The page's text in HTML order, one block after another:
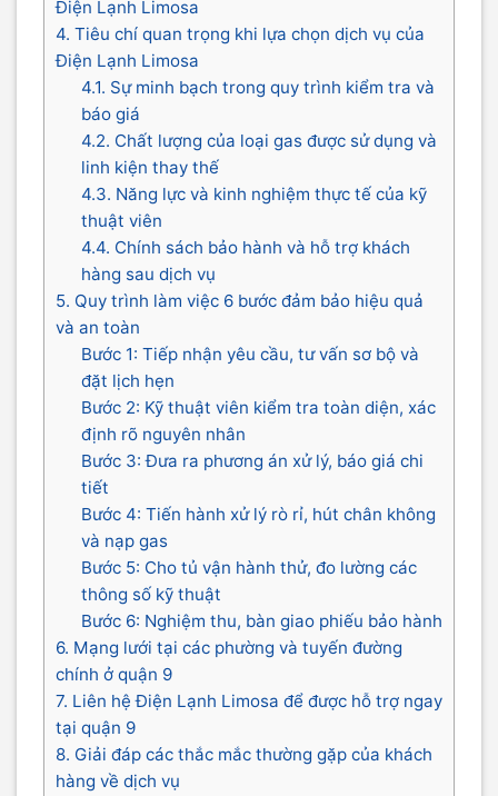
Điện Lạnh Limosa
4. Tiêu chí quan trọng khi lựa chọn dịch vụ của
Điện Lạnh Limosa
4.1. Sự minh bạch trong quy trình kiểm tra và
báo giá
4.2. Chất lượng của loại gas được sử dụng và
linh kiện thay thế
4.3. Năng lực và kinh nghiệm thực tế của kỹ
thuật viên
4.4. Chính sách bảo hành và hỗ trợ khách
hàng sau dịch vụ
5. Quy trình làm việc 6 bước đảm bảo hiệu quả
và an toàn
Bước 1: Tiếp nhận yêu cầu, tư vấn sơ bộ và
đặt lịch hẹn
Bước 2: Kỹ thuật viên kiểm tra toàn diện, xác
định rõ nguyên nhân
Bước 3: Đưa ra phương án xử lý, báo giá chi
tiết
Bước 4: Tiến hành xử lý rò rỉ, hút chân không
và nạp gas
Bước 5: Cho tủ vận hành thử, đo lường các
thông số kỹ thuật
Bước 6: Nghiệm thu, bàn giao phiếu bảo hành
6. Mạng lưới tại các phường và tuyến đường
chính ở quận 9
7. Liên hệ Điện Lạnh Limosa để được hỗ trợ ngay
tại quận 9
8. Giải đáp các thắc mắc thường gặp của khách
hàng về dịch vụ